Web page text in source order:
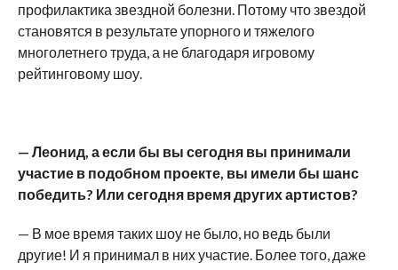
профилактика звездной болезни. Потому что звездой
становятся в результате упорного и тяжелого
многолетнего труда, а не благодаря игровому
рейтинговому шоу.
— Леонид, а если бы вы сегодня вы принимали
участие в подобном проекте, вы имели бы шанс
победить? Или сегодня время других артистов?
— В мое время таких шоу не было, но ведь были
другие! И я принимал в них участие. Более того, даже